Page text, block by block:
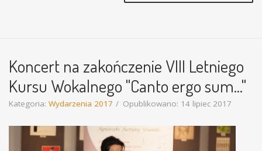
Koncert na zakończenie VIII Letniego
Kursu Wokalnego "Canto ergo sum..."
Kategoria: Wydarzenia 2017 Opublikowano: 14 lipiec 2017